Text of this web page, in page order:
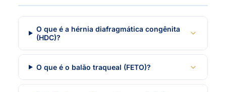
O que é a hérnia diafragmática congênita
(HDC)?
O que é o balão traqueal (FETO)?